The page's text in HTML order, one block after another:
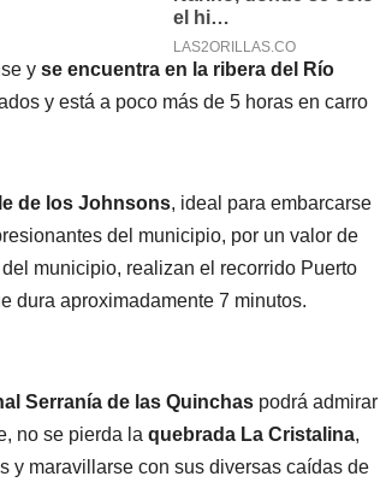
y se encuentra en la ribera del Río
y está a poco más de 5 horas en carro
de los Johnsons, ideal para embarcarse
del municipio, por un valor de
municipio, realizan el recorrido Puerto
dura aproximadamente 7 minutos.
Serranía de las Quinchas podrá admirar
no se pierda la quebrada La Cristalina,
y maravillarse con sus diversas caídas de